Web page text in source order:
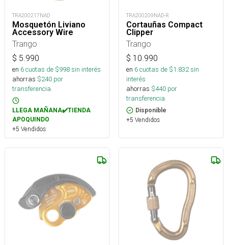
TRA200217NAD
Mosquetón Liviano
Accessory Wire
Trango
$ 5.990
en 6cuotas de $998sin interés
ahorras $240 por
transferencia.
LLEGA MAÑANA✔️TIENDA
APOQUINDO
+5 Vendidos
TRA200209NAD-R
Cortauñas Compact
Clipper
Trango
$ 10.990
en 6cuotas de $1.832sin
interés
ahorras $440 por
transferencia.
Disponible
+5 Vendidos